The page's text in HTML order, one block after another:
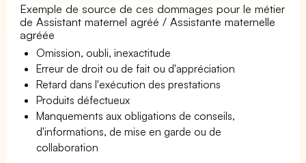
Exemple de source de ces dommages pour le métier
de Assistant maternel agréé / Assistante maternelle
agréée
Omission, oubli, inexactitude
Erreur de droit ou de fait ou d'appréciation
Retard dans l'exécution des prestations
Produits défectueux
Manquements aux obligations de conseils,
d'informations, de mise en garde ou de
collaboration